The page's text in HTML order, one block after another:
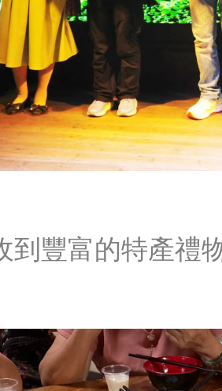
到豐富的特產禮